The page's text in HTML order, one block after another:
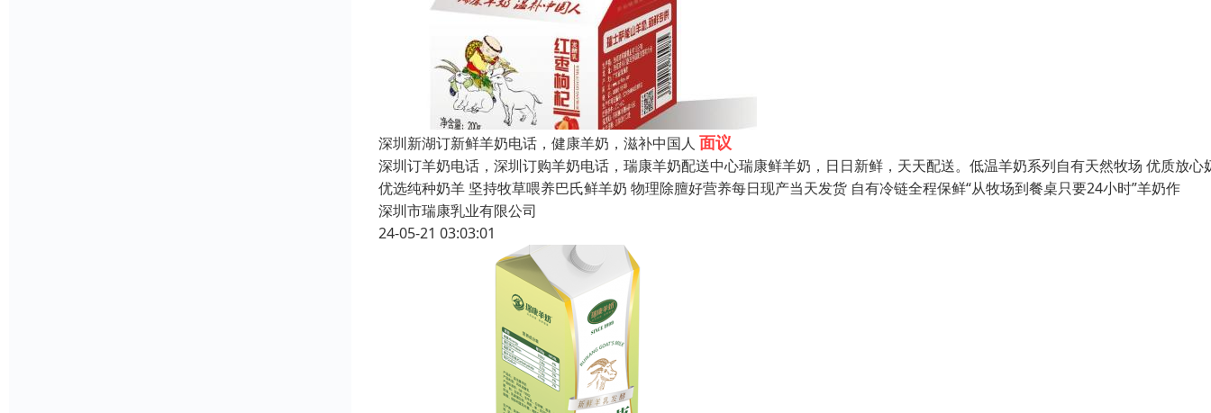
深圳新湖订新鲜羊奶电话，健康羊奶，滋补中国人 面议
深圳订羊奶电话，深圳订购羊奶电话，瑞康羊奶配送中心瑞康鲜羊奶，日日新鲜，天天配送。低温羊奶系列自有天然牧场 优质放心
优选纯种奶羊 坚持牧草喂养巴氏鲜羊奶 物理除膻好营养每日现产当天发货 自有冷链全程保鲜“从牧场到餐桌只要24小时”羊奶作
深圳市瑞康乳业有限公司
24-05-21 03:03:01